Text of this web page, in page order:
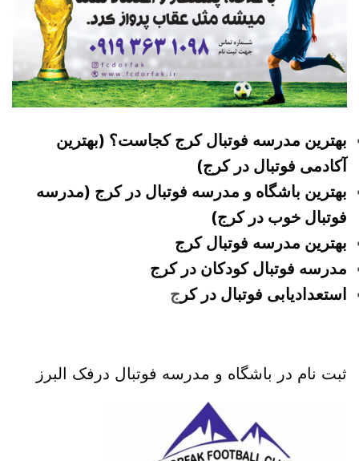
بهترین مدرسه فوتبال کرج کجاست؟ (بهترین
آکادمی فوتبال در کرج)
بهترین باشگاه و مدرسه فوتبال در کرج (مدرسه
فوتبال خوب در کرج)
بهترین مدرسه فوتبال کرج
مدرسه فوتبال کودکان در کرج
استعدادیابی فوتبال در کر ج
ثبت نام در باشگاه و مدرسه فوتبال درفک البرز